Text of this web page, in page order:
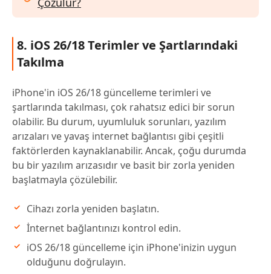
8. iOS 26/18 Terimler ve Şartlarındaki
Takılma
iPhone'in iOS 26/18 güncelleme terimleri ve
şartlarında takılması, çok rahatsız edici bir sorun
olabilir. Bu durum, uyumluluk sorunları, yazılım
arızaları ve yavaş internet bağlantısı gibi çeşitli
faktörlerden kaynaklanabilir. Ancak, çoğu durumda
bu bir yazılım arızasıdır ve basit bir zorla yeniden
başlatmayla çözülebilir.
Cihazı zorla yeniden başlatın.
İnternet bağlantınızı kontrol edin.
iOS 26/18 güncelleme için iPhone'inizin uygun
olduğunu doğrulayın.